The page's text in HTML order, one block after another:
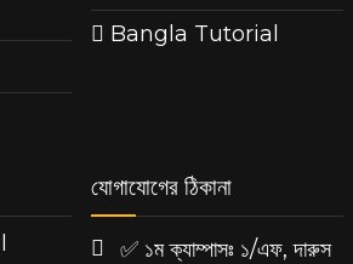
Bangla Tutorial
যোগাযোগের ঠিকানা
✅ ১ম ক্যাম্পাসঃ ১/এফ, দারুস